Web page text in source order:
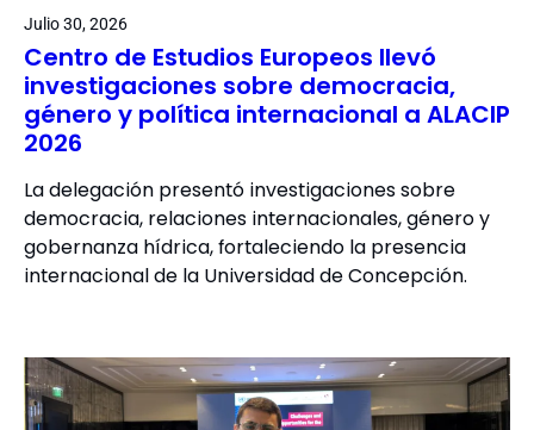
Julio 30, 2026
Centro de Estudios Europeos llevó
investigaciones sobre democracia,
género y política internacional a ALACIP
2026
La delegación presentó investigaciones sobre
democracia, relaciones internacionales, género y
gobernanza hídrica, fortaleciendo la presencia
internacional de la Universidad de Concepción.